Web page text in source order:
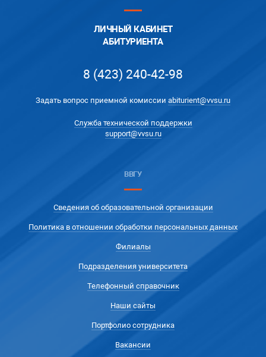
ЛИЧНЫЙ КАБИНЕТ
АБИТУРИЕНТА
8 (423) 240-42-98
Задать вопрос приемной комиссии abiturient@vvsu.ru
Служба технической поддержки
support@vvsu.ru
ВВГУ
Сведения об образовательной организации
Политика в отношении обработки персональных данных
Филиалы
Подразделения университета
Телефонный справочник
Наши сайты
Портфолио сотрудника
Вакансии